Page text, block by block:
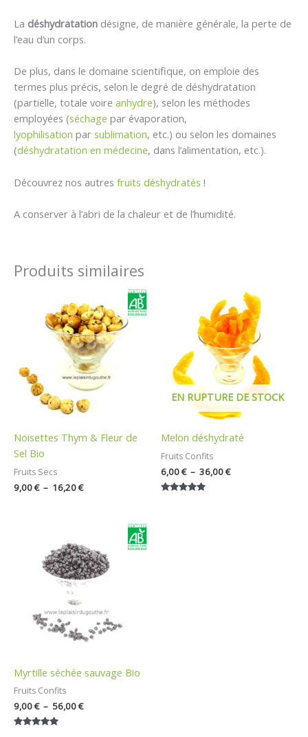
La déshydratation désigne, de manière générale, la perte de
l’eau d’un corps.
De plus, dans le domaine scientifique, on emploie des
termes plus précis, selon le degré de déshydratation
(partielle, totale voire anhydre), selon les méthodes
employées (séchage par évaporation,
lyophilisation par sublimation, etc.) ou selon les domaines
(déshydratation en médecine, dans l’alimentation, etc.).
Découvrez nos autres fruits déshydratés !
A conserver à l’abri de la chaleur et de l’humidité.
Produits similaires
Noisettes Thym & Fleur de
Sel Bio
Fruits Secs
9,00€ – 16,20€
de
prix :
9,00 €
à
16,20 €
EN RUPTURE DE STOCK
Melon déshydraté
Fruits Confits
6,00€ – 36,00€
Plage
de
prix :
6,00 €
à
36,00 €
Myrtille séchée sauvage Bio
Fruits Confits
9,00€ – 56,00€
prix :
9,00 €
à
56,00 €